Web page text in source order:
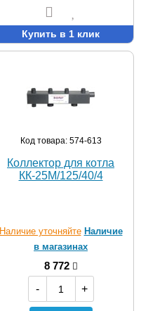
Купить в 1 клик
Код товара: 574-613
Коллектор для котла
КК-25M/125/40/4
Наличие уточняйте Наличие
в магазинах
8 772
-
+